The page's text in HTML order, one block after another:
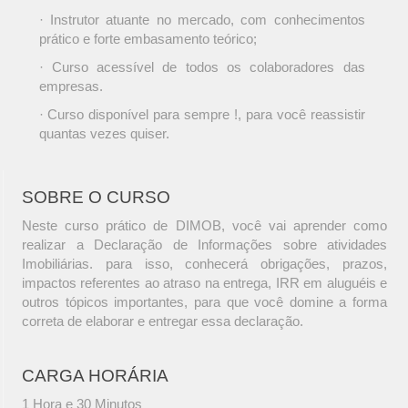
· Instrutor atuante no mercado, com conhecimentos
prático e forte embasamento teórico;
· Curso acessível de todos os colaboradores das
empresas.
· Curso disponível para sempre !, para você reassistir
quantas vezes quiser.
SOBRE O CURSO
Neste curso prático de DIMOB, você vai aprender como
realizar a Declaração de Informações sobre atividades
Imobiliárias. para isso, conhecerá obrigações, prazos,
impactos referentes ao atraso na entrega, IRR em aluguéis e
outros tópicos importantes, para que você domine a forma
correta de elaborar e entregar essa declaração.
CARGA HORÁRIA
1 Hora e 30 Minutos